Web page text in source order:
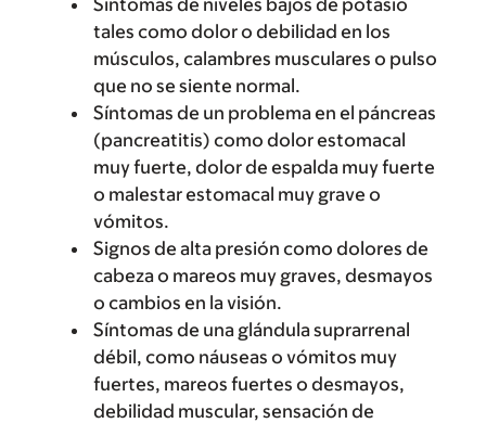
Síntomas de niveles bajos de potasio
tales como dolor o debilidad en los
músculos, calambres musculares o pulso
que no se siente normal.
Síntomas de un problema en el páncreas
(pancreatitis) como dolor estomacal
muy fuerte, dolor de espalda muy fuerte
o malestar estomacal muy grave o
vómitos.
Signos de alta presión como dolores de
cabeza o mareos muy graves, desmayos
o cambios en la visión.
Síntomas de una glándula suprarrenal
débil, como náuseas o vómitos muy
fuertes, mareos fuertes o desmayos,
debilidad muscular, sensación de